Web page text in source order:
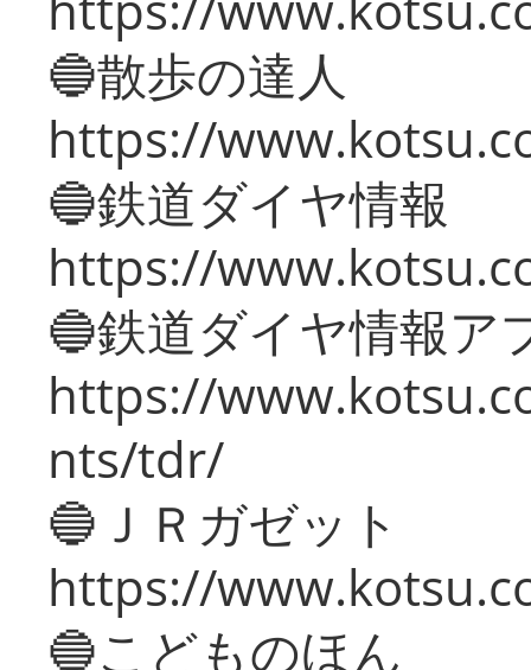
🔵散歩の達人
https://
🔵鉄道ダイヤ情報
https://
🔵鉄道ダイヤ情報ア
https://
nts/tdr/
🔵ＪＲガゼット
https://
🔵こどものほん